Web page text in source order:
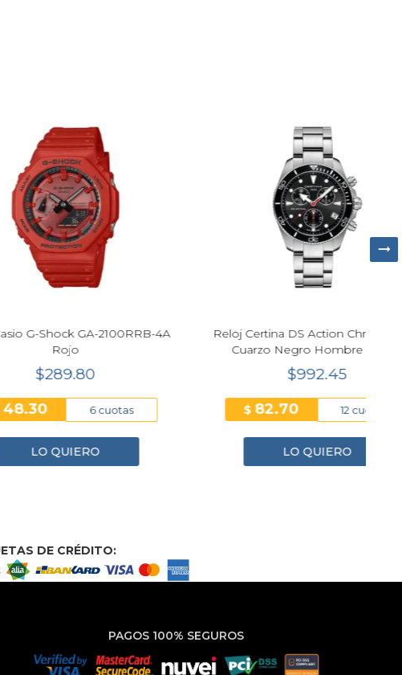
2100RRB-4A
6 cuotas
Reloj Certina DS Action Chronograph
Cuarzo Negro Hombre 42mm
C048.417.11.051.00
12 cuotas
DE CRÉDITO:
PAGOS 100% SEGUROS